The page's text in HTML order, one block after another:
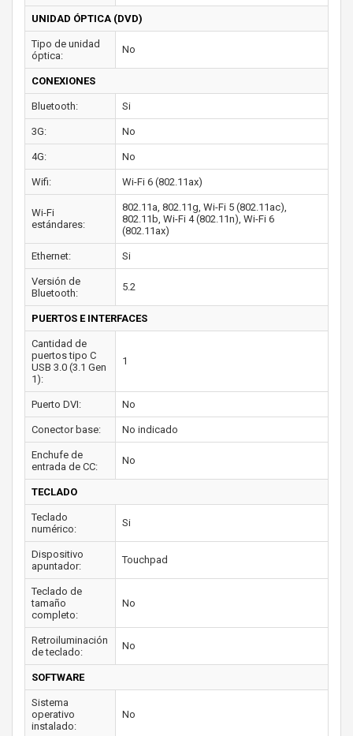
UNIDAD ÓPTICA (DVD)
Tipo de unidad
óptica:
No
CONEXIONES
Bluetooth: Si
3G: No
4G: No
Wifi: Wi-Fi 6 (802.11ax)
Wi-Fi
estándares:
802.11a, 802.11g, Wi-Fi 5 (802.11ac),
802.11b, Wi-Fi 4 (802.11n), Wi-Fi 6
(802.11ax)
Ethernet: Si
Versión de
Bluetooth:
5.2
PUERTOS E INTERFACES
Cantidad de
puertos tipo C
USB 3.0 (3.1 Gen
1):
1
Puerto DVI: No
Conector base: No indicado
Enchufe de
entrada de CC:
No
TECLADO
Teclado
numérico:
Si
Dispositivo
apuntador:
Touchpad
Teclado de
tamaño
completo:
No
Retroiluminación
de teclado:
No
SOFTWARE
Sistema
operativo
instalado:
No